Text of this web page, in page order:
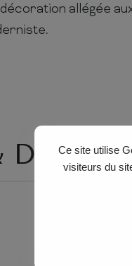
Ce site utilise
visiteurs du
allégée
Détails